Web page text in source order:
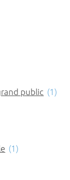
public (1)
(1)